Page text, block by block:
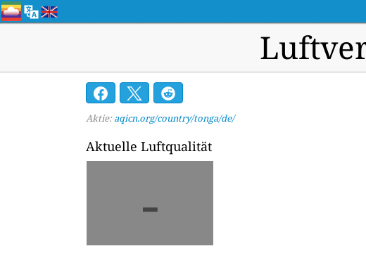
Aktie: aqicn.org/country/tonga/de/
Aktuelle Luftqualität
-